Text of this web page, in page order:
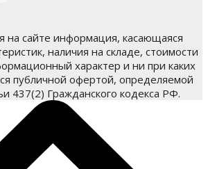
на сайте информация, касающаяся
наличия на складе, стоимости
характер и ни при каких
публичной офертой, определяемой
437(2) Гражданского кодекса РФ.